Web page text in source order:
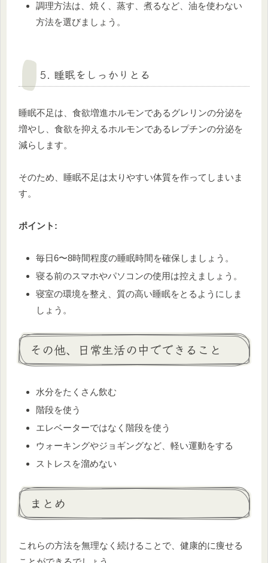
調理方法は、焼く、蒸す、煮るなど、油を使わない
方法を選びましょう。
5. 睡眠をしっかりとる
睡眠不足は、食欲増進ホルモンであるグレリンの分泌を
増やし、食欲を抑えるホルモンであるレプチンの分泌を
減らします。
そのため、睡眠不足は太りやすい体質を作ってしまいま
す。
ポイント:
毎日6〜8時間程度の睡眠時間を確保しましょう。
寝る前のスマホやパソコンの使用は控えましょう。
寝室の環境を整え、質の高い睡眠をとるようにしま
しょう。
その他、日常生活の中でできること
水分をたくさん飲む
階段を使う
エレベーターではなく階段を使う
ウォーキングやジョギングなど、軽い運動をする
ストレスを溜めない
まとめ
これらの方法を無理なく続けることで、健康的に痩せる